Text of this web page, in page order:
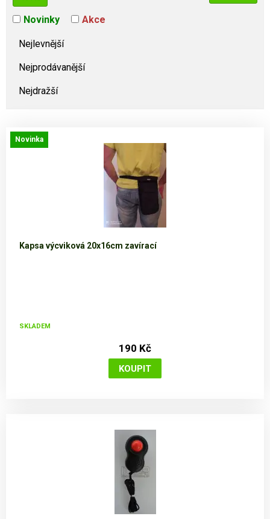
Novinky Akce
Nejlevnější
Nejprodávanější
Nejdražší
Novinka
Kapsa výcviková 20x16cm zavírací
SKLADEM
190 Kč